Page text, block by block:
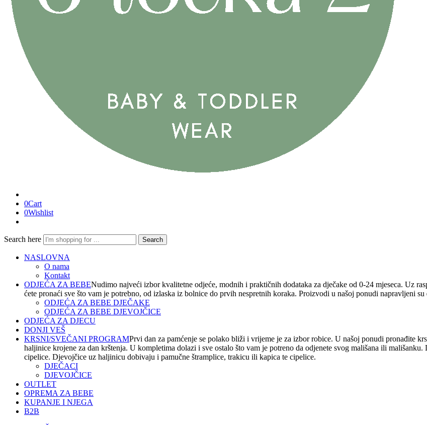
0Cart
0Wishlist
Search here Search
NASLOVNA
O nama
Kontakt
ODJEĆA ZA BEBENudimo najveći izbor kvalitetne odjeće, modnih i praktičnih dodataka za dječake od 0-24 mjeseca. Uz
ćete pronaći sve što vam je potrebno, od izlaska iz bolnice do prvih nespretnih koraka. Proizvodi u našoj ponudi napravljeni
ODJEĆA ZA BEBE DJEČAKE
ODJEĆA ZA BEBE DJEVOJČICE
ODJEĆA ZA DJECU
DONJI VEŠ
KRSNI/SVEČANI PROGRAMPrvi dan za pamćenje se polako bliži i vrijeme je za izbor robice. U našoj ponudi pronađite
haljinice krojene za dan krštenja. U kompletima dolazi i sve ostalo što vam je potreno da odjenete svog mališana ili
cipelice. Djevojčice uz haljinicu dobivaju i pamučne štramplice, trakicu ili kapica te cipelice.
DJEČACI
DJEVOJČICE
OUTLET
OPREMA ZA BEBE
KUPANJE I NJEGA
B2B